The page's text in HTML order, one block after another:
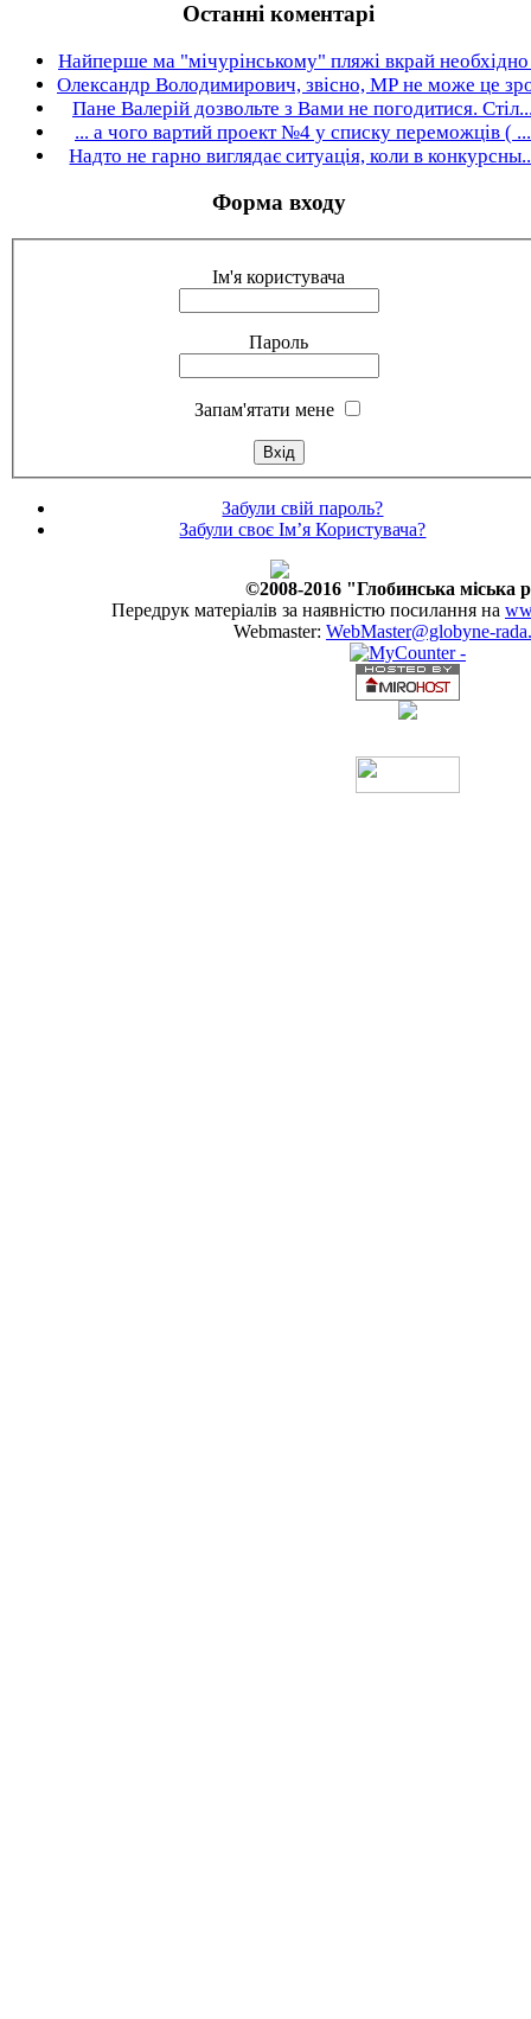
Останні коментарі
Найперше ма "мічурінському" пляжі вкрай необхідно
Олександр Володимирович, звісно, МР не може це
Пане Валерій дозвольте з Вами не погодитися.
... а чого вартий проект №4 у списку переможців ( ...
Надто не гарно виглядає ситуація, коли в
Форма входу
Ім'я користувача
Пароль
Запам'ятати мене
Забули свій пароль?
Забули своє Ім’я Користувача?
©2008-2016 "Глобинська міська
Передрук матеріалів за наявністю посилання на
Webmaster: WebMaster@globyne-